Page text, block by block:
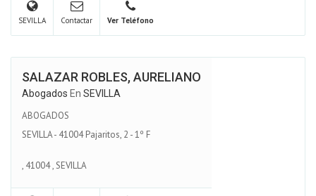
SEVILLA Contactar Ver Teléfono
SALAZAR ROBLES, AURELIANO
Abogados En SEVILLA
ABOGADOS
SEVILLA - 41004 Pajaritos, 2 - 1º F
, 41004,SEVILLA